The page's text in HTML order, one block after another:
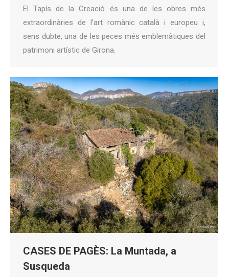
El Tapís de la Creació és una de les obres més
extraordinàries de l’art romànic català i europeu i,
sens dubte, una de les peces més emblemàtiques del
patrimoni artístic de Girona.
CASES DE PAGÈS: La Muntada, a
Susqueda